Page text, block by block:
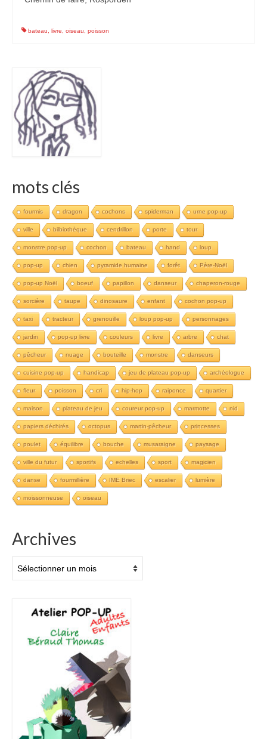
bateau livre oiseau poisson
mots clés
fourmis dragon cochons spiderman urne pop-up
ville bilbiothèque cendrillon porte tour
monstre pop-up cochon bateau hand loup
pop-up chien pyramide humaine forêt Père-Noël
pop-up Noël boeuf papillon danseur chaperon-rouge
sorcière taupe dinosaure enfant cochon pop-up
taxi tracteur grenouille loup pop-up personnages
jardin pop-up livre couleurs livre arbre chat
pêcheur nuage bouteille monstre danseurs
cuisine pop-up handicap jeu de plateau pop-up archéologue
fleur poisson cri hip-hop raiponce quartier
maison plateau de jeu coureur pop-up marmotte nid
papiers déchirés octopus martin-pêcheur princesses
poulet équilibre bouche musaraigne paysage
ville du futur sportifs echelles sport magicien
danse fourmillière IME Briec escalier lumière
moissonneuse oiseau
Archives